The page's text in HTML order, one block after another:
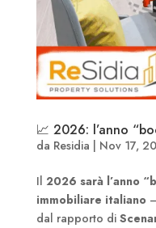
📈 2026: l’anno
da Residia Nov 17,
Il 2026 sarà l’anno
immobiliare italiano
dal rapporto di